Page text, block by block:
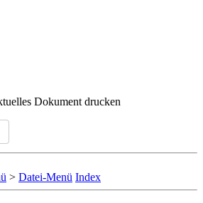
Dokument drucken
> Datei-Menü Index